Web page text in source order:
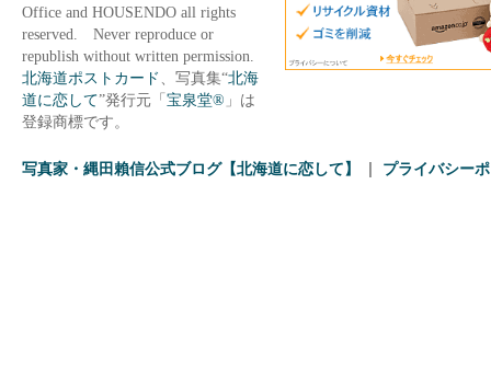
Office and HOUSENDO all rights
reserved. Never reproduce or
republish without written permission.
北海道ポストカード
、写真集“北海
道に恋して”発行元「 宝泉堂® 」は
登録商標です。
写真家・縄田賴信公式ブログ【北海道に恋して】 プライバシー